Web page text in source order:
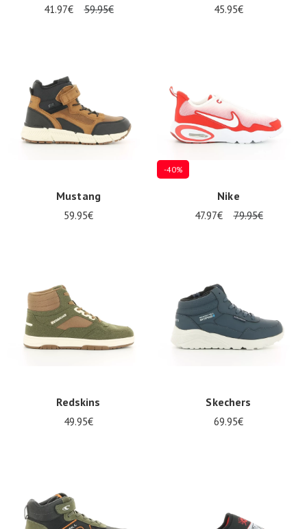
41.97€ 59.95€ 45.95€
Mustang
59.95€
-40%
Nike
47.97€ 79.95€
Redskins
49.95€
Skechers
69.95€